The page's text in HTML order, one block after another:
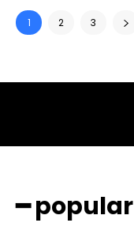
1 2 3
━ popular